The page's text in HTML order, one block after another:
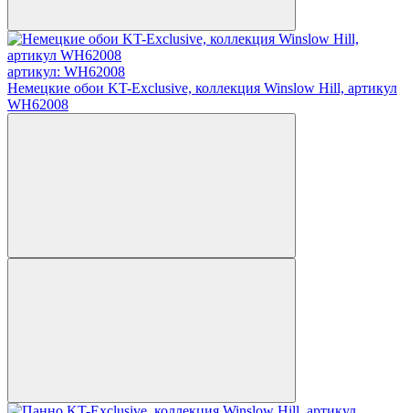
артикул: WH62008
Немецкие обои KT-Exclusive, коллекция Winslow Hill, артикул
WH62008